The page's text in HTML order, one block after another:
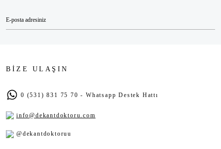
BİZE ULAŞIN
0 (531) 831 75 70 - Whatsapp Destek Hattı
info@dekantdoktoru.com
@dekantdoktoruu